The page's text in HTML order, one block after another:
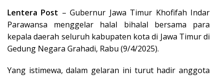
Lentera Post – Gubernur Jawa Timur Khofifah Indar
Parawansa menggelar halal bihalal bersama para
kepala daerah seluruh kabupaten kota di Jawa Timur di
Gedung Negara Grahadi, Rabu (9/4/2025).
Yang istimewa, dalam gelaran ini turut hadir anggota